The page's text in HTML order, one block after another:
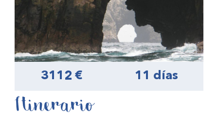
3112 € 11 días
Itinerario